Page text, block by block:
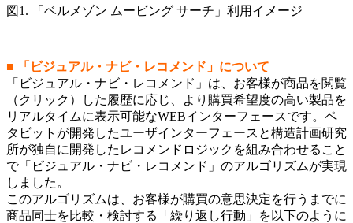
図1. 「ベルメゾン ムービング サーチ」利用イメージ
■ 「ビジュアル・ナビ・レコメンド」について
「ビジュアル・ナビ・レコメンド」は、お客様が商品を閲覧
（クリック）した履歴に応じ、より購買希望度の高い製品を
リアルタイムに表示可能なWEBインターフェースです。ペ
タビットが開発したユーザインターフェースと構造計画研究
所が独自に開発したレコメンドロジックを組み合わせること
で「ビジュアル・ナビ・レコメンド」のアルゴリズムが実現
しました。
このアルゴリズムは、お客様が購買の意思決定を行うまでに
商品同士を比較・検討する「繰り返し行動」を以下のように